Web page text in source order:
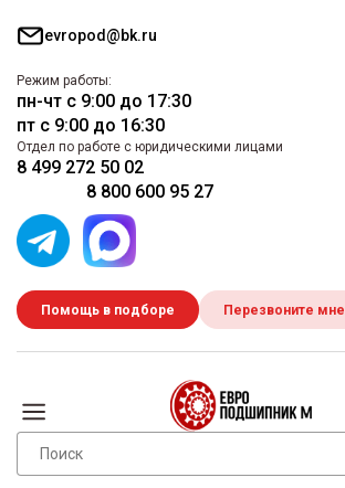
evropod@bk.ru
Режим работы:
пн-чт с 9:00 до 17:30
пт с 9:00 до 16:30
Отдел по работе с юридическими лицами
8 499 272 50 02
8 800 600 95 27
Помощь в подборе Перезвоните мне